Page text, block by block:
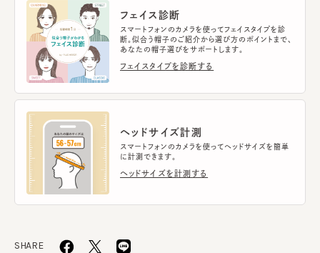
フェイス診断
スマートフォンのカメラを使ってフェイスタイプを診
断。似合う帽子のご紹介から選び方のポイントまで、
あなたの帽子選びをサポートします。
フェイスタイプを診断する
ヘッドサイズ計測
スマートフォンのカメラを使ってヘッドサイズを簡単
に計測できます。
ヘッドサイズを計測する
SHARE